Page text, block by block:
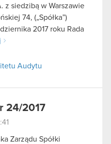
z siedzibą w Warszawie
74, („Spółka”)
2017 roku Rada
Audytu
24/2017
Zarządu Spółki